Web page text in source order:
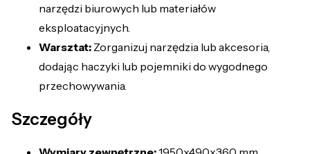
narzędzi biurowych lub materiałów
eksploatacyjnych.
Warsztat: Zorganizuj narzędzia lub akcesoria,
dodając haczyki lub pojemniki do wygodnego
przechowywania.
Szczegóły